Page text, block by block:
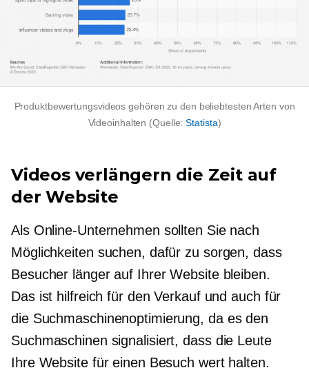
Produktbewertungsvideos gehören zu den beliebtesten Arten von
Videoinhalten (Quelle:Statista)
Videos verlängern die Zeit auf
der Website
Als Online-Unternehmen sollten Sie nach
Möglichkeiten suchen, dafür zu sorgen, dass
Besucher länger auf Ihrer Website bleiben.
Das ist hilfreich für den Verkauf und auch für
die Suchmaschinenoptimierung, da es den
Suchmaschinen signalisiert, dass die Leute
Ihre Website für einen Besuch wert halten.